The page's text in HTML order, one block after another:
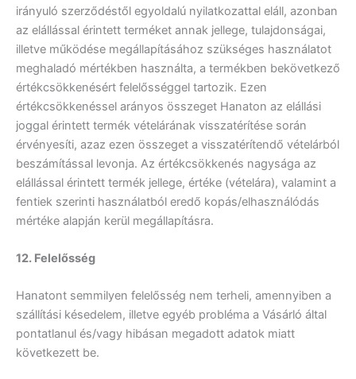
irányuló szerződéstől egyoldalú nyilatkozattal eláll, azonban
az elállással érintett terméket annak jellege, tulajdonságai,
illetve működése megállapításához szükséges használatot
meghaladó mértékben használta, a termékben bekövetkező
értékcsökkenésért felelősséggel tartozik. Ezen
értékcsökkenéssel arányos összeget Hanaton az elállási
joggal érintett termék vételárának visszatérítése során
érvényesíti, azaz ezen összeget a visszatérítendő vételárból
beszámítással levonja. Az értékcsökkenés nagysága az
elállással érintett termék jellege, értéke (vételára), valamint a
fentiek szerinti használatból eredő kopás/elhasználódás
mértéke alapján kerül megállapításra.
12. Felelősség
Hanatont semmilyen felelősség nem terheli, amennyiben a
szállítási késedelem, illetve egyéb probléma a Vásárló által
pontatlanul és/vagy hibásan megadott adatok miatt
következett be.